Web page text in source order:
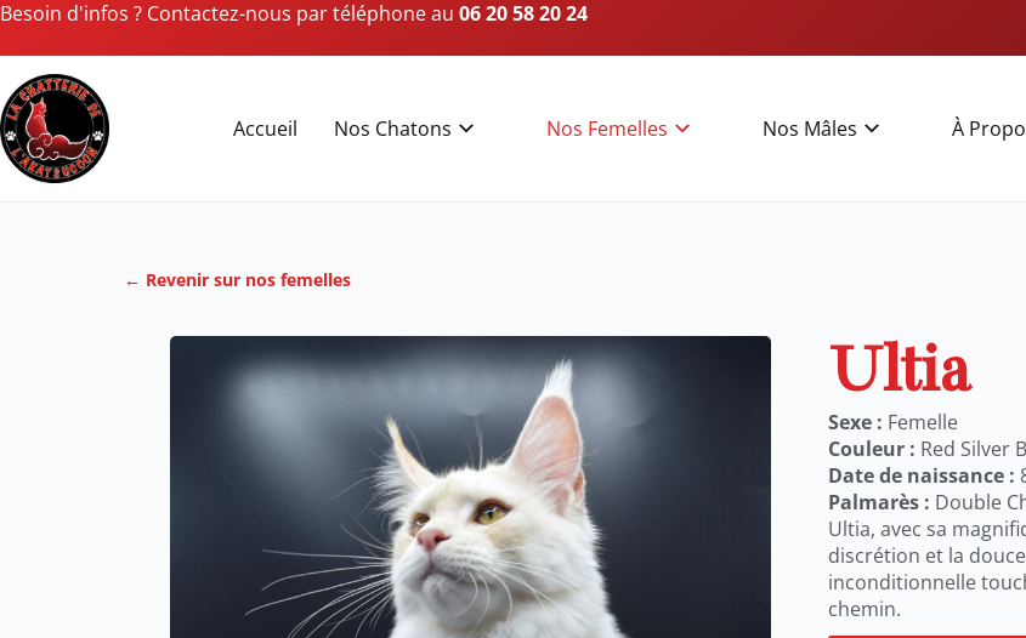
Besoin d'infos ? Contactez-nous par téléphone au 06 20 58 20 24
Accueil Nos Chatons Nos Femelles Nos Mâles À
← Revenir sur nos femelles
Ultia
Sexe : Femelle
Couleur : Red Silver
Date de naissance :
Palmarès : Double
Ultia, avec sa
discrétion et la
inconditionnelle
chemin.